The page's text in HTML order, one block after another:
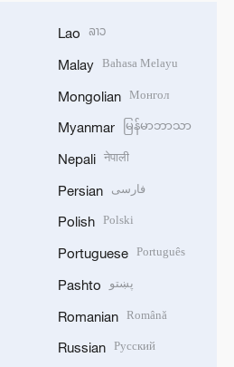
Lao ລາວ
Malay Bahasa Melayu
Mongolian Монгол
Myanmar မြန်မာဘာသာ
Nepali नेपाली
Persian فارسی
Polish Polski
Portuguese Português
Pashto پښتو
Romanian Română
Russian Русский